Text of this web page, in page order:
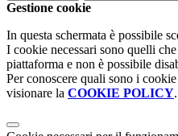
Gestione cookie
In questa schermata è possibile
I cookie necessari sono quelli
piattaforma e non è possibile
Per conoscere quali sono i
visionare la COOKIE POLICY.